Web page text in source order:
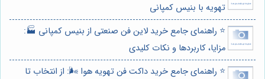
تهویه با بنیس کمپانی
⭐️ راهنمای جامع خرید لاین فن صنعتی از بنیس کمپانی 🏭:
مزایا، کاربردها و نکات کلیدی
⭐️ راهنمای جامع خرید داکت فن تهویه هوا 🌬️: از انتخاب تا